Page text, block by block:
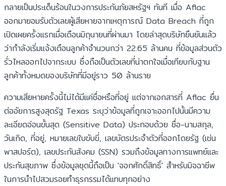
กลายเป็นประเด็นร้อนในวงการประกันภัยสหรัฐฯ ทันที เมื่อ Aflac
ออกมายอมรับตัวเลขผู้เสียหายจากเหตุการณ์ Data Breach ที่ถูก
เปิดเผยครั้งแรกเมื่อเดือนมิถุนายนที่ผ่านมา โดยล่าสุดบริษัทยืนยันแล้ว
ว่ากำลังเริ่มแจ้งเตือนลูกค้าจำนวนกว่า 22.65 ล้านคน ที่ข้อมูลส่วนตัว
รั่วไหลออกไปจากระบบ ซึ่งถือเป็นตัวเลขที่น่าตกใจเมื่อเทียบกับฐาน
ลูกค้าทั้งหมดของบริษัทที่มีอยู่ราว 50 ล้านราย
ความเสียหายครั้งนี้ไม่ได้มีแค่ชื่อหรือที่อยู่ แต่จากเอกสารที่ Aflac ยื่น
ต่ออัยการสูงสุดรัฐ Texas ระบุว่าข้อมูลที่ถูกเจาะออกไปนั้นมีความ
ละเอียดอ่อนขั้นสุด (Sensitive Data) ประกอบด้วย ชื่อ-นามสกุล,
วันเกิด, ที่อยู่, หมายเลขใบขับขี่, เลขบัตรประจำตัวที่ออกโดยรัฐ (เช่น
พาสปอร์ต), เลขประกันสังคม (SSN) รวมถึงข้อมูลทางการแพทย์และ
ประกันสุขภาพ ซึ่งข้อมูลชุดนี้ถือเป็น 'จอกศักดิ์สิทธิ์' สำหรับมิจฉาชีพ
ในการนำไปสวมรอยทำธุรกรรมได้แทบทุกอย่าง